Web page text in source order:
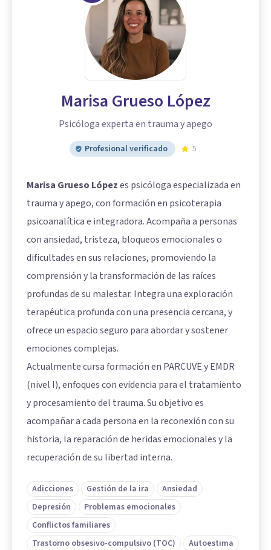
Marisa Grueso López
Psicóloga experta en trauma y apego
Profesional verificado 5
Marisa Grueso Lópezes psicóloga especializada en
trauma y apego, con formación en psicoterapia
psicoanalítica e integradora. Acompaña a personas
con ansiedad, tristeza, bloqueos emocionales o
dificultades en sus relaciones, promoviendo la
comprensión y la transformación de las raíces
profundas de su malestar. Integra una exploración
terapéutica profunda con una presencia cercana, y
ofrece un espacio seguro para abordar y sostener
emociones complejas.
Actualmente cursa formación en PARCUVE y EMDR
(nivel I), enfoques con evidencia para el tratamiento
y procesamiento del trauma. Su objetivo es
acompañar a cada persona en la reconexión con su
historia, la reparación de heridas emocionales y la
recuperación de su libertad interna.
Adicciones Gestión de la ira
Ansiedad
Depresión
Problemas emocionales
Conflictos familiares
Trastorno obsesivo-compulsivo (TOC)
Autoestima